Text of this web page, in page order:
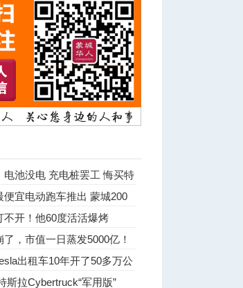
电池没电 充电桩罢工 悔买特
便宜电动跑车推出 蒙城200
定
不开！他60度活活爆烤
，市值一日蒸发5000亿！
出租车10年开了50多万公
弃爱车
斯拉Cybertruck“军用版”